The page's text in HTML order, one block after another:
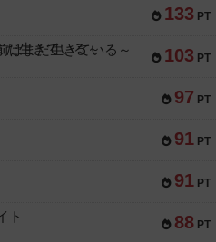
133 PT
103 PT
まだ生きている～
97 PT
91 PT
91 PT
88 PT
ト